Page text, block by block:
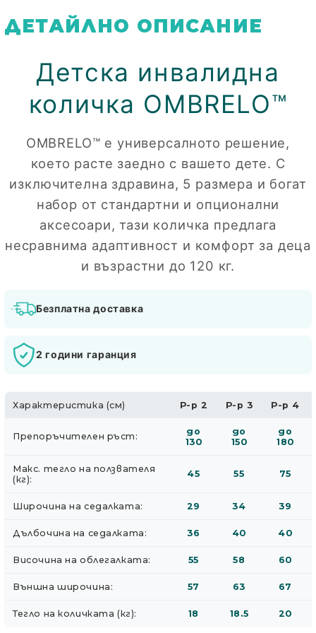
ДЕТАЙЛНО ОПИСАНИЕ
Детска инвалидна
количка OMBRELO™
OMBRELO™ е универсалното решение,
което расте заедно с вашето дете. С
изключителна здравина, 5 размера и богат
набор от стандартни и опционални
аксесоари, тази количка предлага
несравнима адаптивност и комфорт за деца
и възрастни до 120 кг.
Безплатна доставка
2 години гаранция
Характеристика (см) Р-р 2 Р-р 3 Р-р 4
Препоръчителен ръст:
до
130
до
150
до
180
Макс. тегло на ползвателя
(кг):
45 55 75
Широчина на седалката: 29 34 39
Дълбочина на седалката: 36 40 40
Височина на облегалката: 55 58 60
Външна широчина: 57 63 67
Тегло на количката (кг): 18 18.5 20